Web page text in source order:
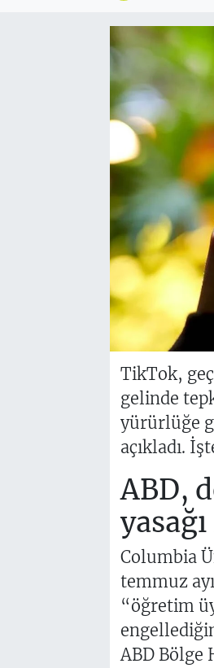
TikTok,
gelinde
yürürlüğe
açıkladı.
ABD,
Columbia
temmuz
“öğretim
ABD Bölge